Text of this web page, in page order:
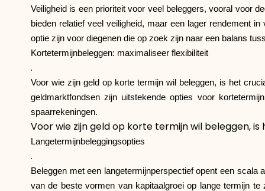
Veiligheid is een prioriteit voor veel beleggers, vooral voor
bieden relatief veel veiligheid, maar een lager rendement
optie zijn voor diegenen die op zoek zijn naar een balans
Kortetermijnbeleggen: maximaliseer flexibiliteit
.
Voor wie zijn geld op korte termijn wil beleggen, is het
geldmarktfondsen zijn uitstekende opties voor
spaarrekeningen.
Voor wie zijn geld op korte termijn wil beleggen,
Langetermijnbeleggingsopties
.
Beleggen met een langetermijnperspectief opent een
van de beste vormen van kapitaalgroei op lange termijn